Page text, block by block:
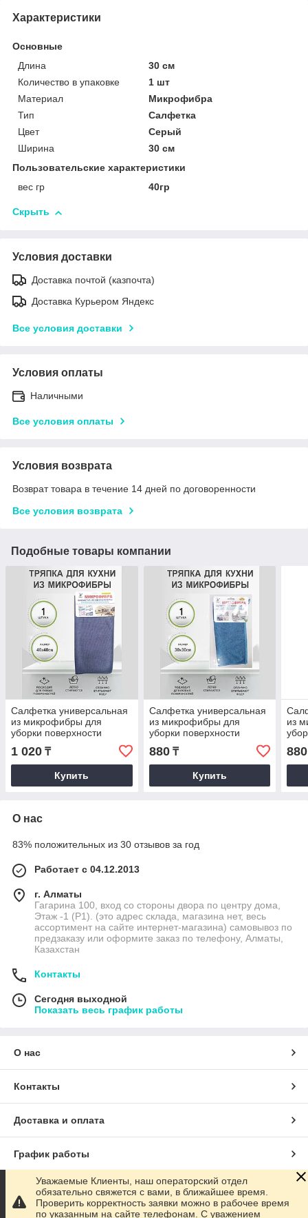
Характеристики
Основные
Длина
30 см
Количество в упаковке
1 шт
Материал
Микрофибра
Тип
Салфетка
Цвет
Серый
Ширина
30 см
Пользовательские характеристики
вес гр
40гр
Скрыть
Условия доставки
Доставка почтой (казпочта)
Доставка Курьером Яндекс
Все условия доставки
Условия оплаты
Наличными
Все условия оплаты
Условия возврата
Возврат товара в течение 14 дней по договоренности
Все условия возврата
Подобные товары компании
Салфетка универсальная
из микрофибры для
уборки поверхности
1 020 ₸
Купить
Салфетка универсальная
из микрофибры для
уборки поверхности
880₸
Купить
из
880
О нас
83% положительных из 30 отзывов за год
Работает с 04.12.2013
г. Алматы
Гагарина 100, вход со стороны двора по центру дома,
Этаж -1 (P1). (это адрес склада, магазина нет, весь
ассортимент на сайте интернет-магазина) самовывоз по
предзаказу или оформите заказ по телефону, Алматы,
Казахстан
Контакты
Сегодня выходной
Показать весь график работы
О нас
Контакты
Доставка и оплата
График работы
Полная версия сайта
Уважаемые Клиенты, наш операторский отдел
обязательно свяжется с вами, в ближайшее время.
Проверить корректность заявки можно в рабочее время
по указанным на сайте телефонам. С уважением